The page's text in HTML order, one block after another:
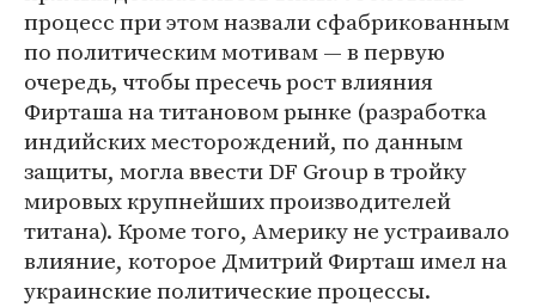
процесс при этом назвали сфабрикованным
по политическим мотивам — в первую
очередь, чтобы пресечь рост влияния
Фирташа на титановом рынке (разработка
индийских месторождений, по данным
защиты, могла ввести DF Group в тройку
мировых крупнейших производителей
титана). Кроме того, Америку не устраивало
влияние, которое Дмитрий Фирташ имел на
украинские политические процессы.